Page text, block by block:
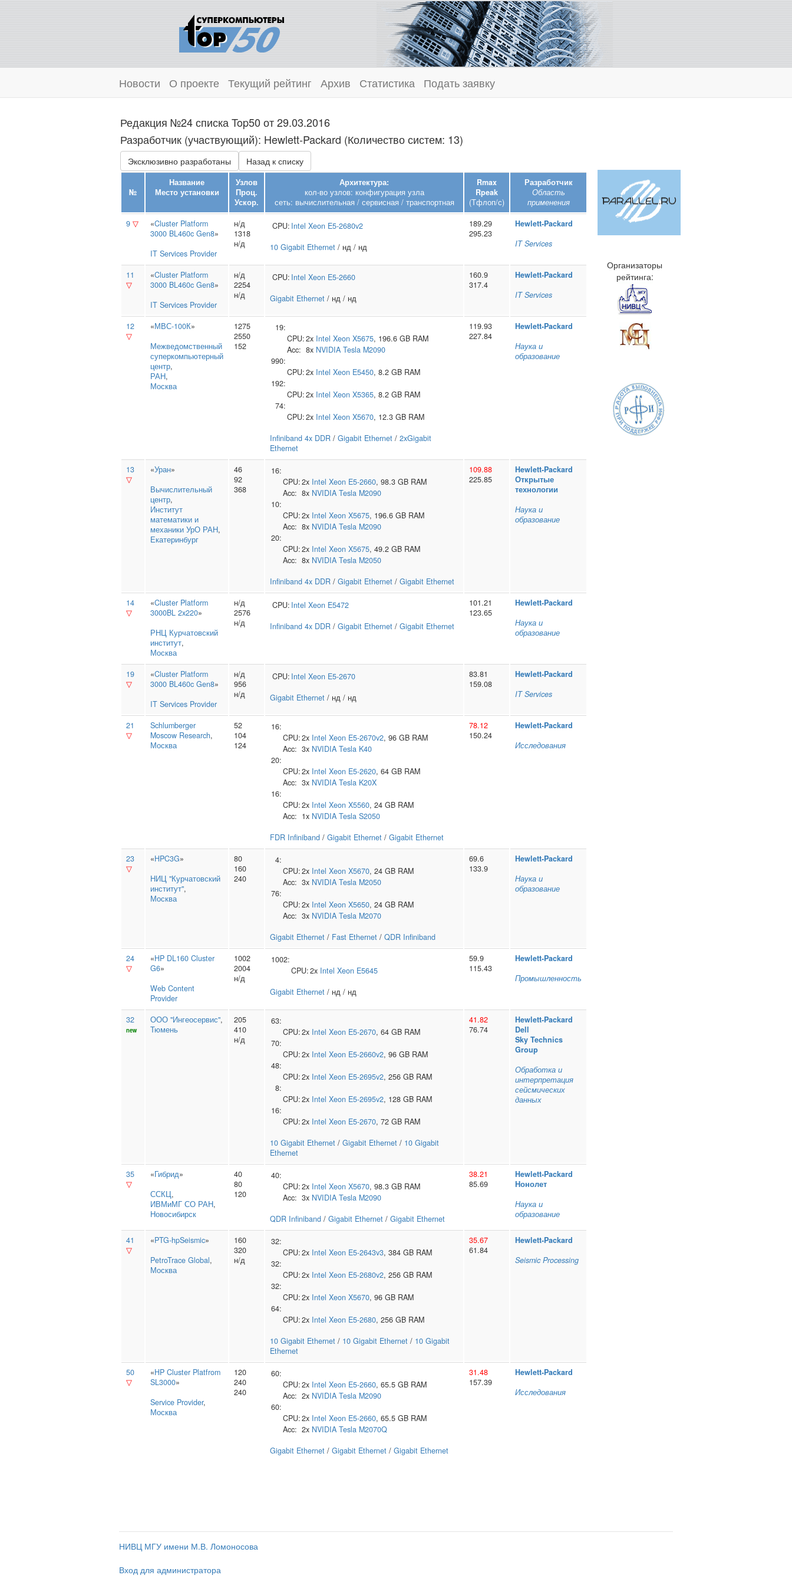
Новости О проекте Текущий рейтинг Архив Статистика Подать заявку
Редакция №24 списка Top50 от 29.03.2016
Разработчик (участвующий): Hewlett‑Packard (Количество систем: 13)
Эксклюзивно разработаны Назад к списку
№
Название
Место установки
Узлов
Проц.
Ускор.
Архитектура:
кол-во узлов: конфигурация узла
сеть: вычислительная / сервисная / транспортная
Rmax
Rpeak
(Тфлоп/с)
Разработчик
Область
применения
9 ▽ «Cluster Platform
3000 BL460c Gen8»
IT Services Provider
н/д
1318
н/д
CPU: Intel Xeon E5-2680v2
10 Gigabit Ethernet / нд / нд
189.29
295.23
Hewlett‑Packard
IT Services
11
▽
«Cluster Platform
3000 BL460c Gen8»
IT Services Provider
н/д
2254
н/д
CPU: Intel Xeon E5-2660
Gigabit Ethernet / нд / нд
160.9
317.4
Hewlett‑Packard
IT Services
12
▽
«МВС-100К»
Межведомственный
суперкомпьютерный
центр,
РАН,
Москва
1275
2550
152
19:
CPU:2x Intel Xeon X5675, 196.6 GB RAM
Acc: 8x NVIDIA Tesla M2090
990:
CPU:2x Intel Xeon E5450, 8.2 GB RAM
192:
CPU:2x Intel Xeon X5365, 8.2 GB RAM
74:
CPU:2x Intel Xeon X5670, 12.3 GB RAM
Infiniband 4x DDR / Gigabit Ethernet / 2xGigabit
Ethernet
119.93
227.84
Hewlett‑Packard
Наука и
образование
13
▽
«Уран»
Вычислительный
центр,
Институт
математики и
механики УрО РАН,
Екатеринбург
46
92
368
16:
CPU:2x Intel Xeon E5-2660, 98.3 GB RAM
Acc: 8x NVIDIA Tesla M2090
10:
CPU:2x Intel Xeon X5675, 196.6 GB RAM
Acc: 8x NVIDIA Tesla M2090
20:
CPU:2x Intel Xeon X5675, 49.2 GB RAM
Acc: 8x NVIDIA Tesla M2050
Infiniband 4x DDR / Gigabit Ethernet / Gigabit Ethernet
109.88
225.85
Hewlett‑Packard
Открытые
технологии
Наука и
образование
14
▽
«Cluster Platform
3000BL 2x220»
РНЦ Курчатовский
институт,
Москва
н/д
2576
н/д
CPU: Intel Xeon E5472
Infiniband 4x DDR / Gigabit Ethernet / Gigabit Ethernet
101.21
123.65
Hewlett‑Packard
Наука и
образование
19
▽
«Cluster Platform
3000 BL460c Gen8»
IT Services Provider
н/д
956
н/д
CPU: Intel Xeon E5-2670
Gigabit Ethernet / нд / нд
83.81
159.08
Hewlett‑Packard
IT Services
21
▽
Schlumberger
Moscow Research,
Москва
52
104
124
16:
CPU:2x Intel Xeon E5-2670v2, 96 GB RAM
Acc: 3x NVIDIA Tesla K40
20:
CPU:2x Intel Xeon E5-2620, 64 GB RAM
Acc: 3x NVIDIA Tesla K20X
16:
CPU:2x Intel Xeon X5560, 24 GB RAM
Acc: 1x NVIDIA Tesla S2050
FDR Infiniband / Gigabit Ethernet / Gigabit Ethernet
78.12
150.24
Hewlett‑Packard
Исследования
23
▽
«HPC3G»
НИЦ "Курчатовский
институт",
Москва
80
160
240
4:
CPU:2x Intel Xeon X5670, 24 GB RAM
Acc: 3x NVIDIA Tesla M2050
76:
CPU:2x Intel Xeon X5650, 24 GB RAM
Acc: 3x NVIDIA Tesla M2070
Gigabit Ethernet / Fast Ethernet / QDR Infiniband
69.6
133.9
Hewlett‑Packard
Наука и
образование
24
▽
«HP DL160 Cluster
G6»
Web Content
Provider
1002
2004
н/д
1002:
CPU:2x Intel Xeon E5645
Gigabit Ethernet / нд / нд
59.9
115.43
Hewlett‑Packard
Промышленность
32
new
ООО "Ингеосервис",
Тюмень
205
410
н/д
63:
CPU:2x Intel Xeon E5-2670, 64 GB RAM
70:
CPU:2x Intel Xeon E5-2660v2, 96 GB RAM
48:
CPU:2x Intel Xeon E5-2695v2, 256 GB RAM
8:
CPU:2x Intel Xeon E5-2695v2, 128 GB RAM
16:
CPU:2x Intel Xeon E5-2670, 72 GB RAM
10 Gigabit Ethernet / Gigabit Ethernet / 10 Gigabit
Ethernet
41.82
76.74
Hewlett‑Packard
Dell
Sky Technics
Group
Обработка и
интерпретация
сейсмических
данных
35
▽
«Гибрид»
ССКЦ,
ИВМиМГ СО РАН,
Новосибирск
40
80
120
40:
CPU:2x Intel Xeon X5670, 98.3 GB RAM
Acc: 3x NVIDIA Tesla M2090
QDR Infiniband / Gigabit Ethernet / Gigabit Ethernet
38.21
85.69
Hewlett‑Packard
Нонолет
Наука и
образование
41
▽
«PTG-hpSeismic»
PetroTrace Global,
Москва
160
320
н/д
32:
CPU:2x Intel Xeon E5-2643v3, 384 GB RAM
32:
CPU:2x Intel Xeon E5-2680v2, 256 GB RAM
32:
CPU:2x Intel Xeon X5670, 96 GB RAM
64:
CPU:2x Intel Xeon E5-2680, 256 GB RAM
10 Gigabit Ethernet / 10 Gigabit Ethernet / 10 Gigabit
Ethernet
35.67
61.84
Hewlett‑Packard
Seismic Processing
50
▽
«HP Cluster Platfrom
SL3000»
Service Provider,
Москва
120
240
240
60:
CPU:2x Intel Xeon E5-2660, 65.5 GB RAM
Acc: 2x NVIDIA Tesla M2090
60:
CPU:2x Intel Xeon E5-2660, 65.5 GB RAM
Acc: 2x NVIDIA Tesla M2070Q
Gigabit Ethernet / Gigabit Ethernet / Gigabit Ethernet
31.48
157.39
Hewlett‑Packard
Исследования
Организаторы
рейтинга:
НИВЦ МГУ имени М.В. Ломоносова
Вход для администратора